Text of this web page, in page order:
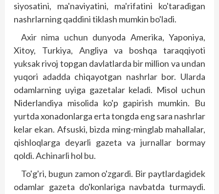
siyosatini, ma'naviyatini, ma'rifatini ko'taradigan
nashrlarning qaddini tiklash mumkin bo'ladi.
Axir nima uchun dunyoda Amerika, Yaponiya,
Xitoy, Turkiya, Angliya va boshqa taraqqiyoti
yuksak rivoj topgan davlatlarda bir million va undan
yuqori adadda chiqayotgan nashrlar bor. Ularda
odamlarning uyiga gazetalar keladi. Misol uchun
Niderlandiya misolida ko'p gapirish mumkin. Bu
yurtda xonadonlarga erta tongda eng sara nashrlar
kelar ekan. Afsuski, bizda ming-minglab mahallalar,
qish­loqlarga deyarli gazeta va jurnallar bormay
qoldi. Achinarli hol bu.
To'g'ri, bugun zamon o'zgardi. Bir paytlardagidek
odamlar gazeta do'konlariga navbatda turmaydi.